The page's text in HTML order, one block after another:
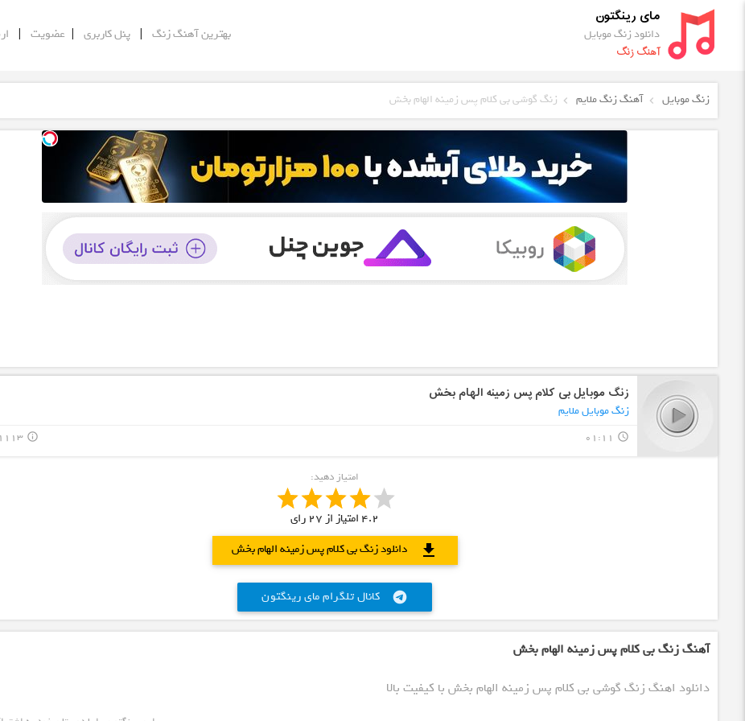
مای رینگتون
دانلود زنگ موبایل
آهنگ زنگ
بهترین آهنگ زنگ |پنل کاربری | عضویت |
زنگ موبایل آهنگ زنگ ملایم زنگ گوشی بی کلام پس زمینه الهام بخش
زنگ موبایل بی کلام پس زمینه الهام بخش
زنگ موبایل ملایم
query_builder
01:11 1113 کیلوبایت info_outline
امتیاز دهید:
4.2 امتیاز از27 رای
دانلود زنگ بی کلام پس زمینه الهام بخش
download
کانال تلگرام مای رینگتون telegram
آهنگ زنگ بی کلام پس زمینه الهام بخش
دانلود اهنگ زنگ گوشی بی کلام پس زمینه الهام بخش با کیفیت بالا